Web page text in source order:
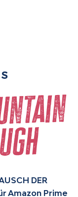
DER
Amazon Prime